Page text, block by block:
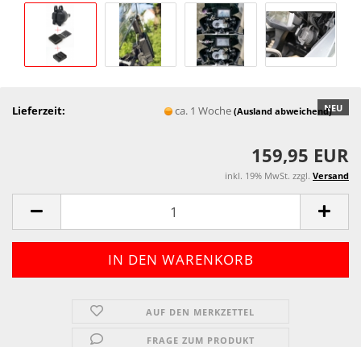
NEU
Lieferzeit: ca. 1 Woche(Ausland abweichend)
159,95 EUR
inkl. 19% MwSt. zzgl. Versand
AUF DEN MERKZETTEL
FRAGE ZUM PRODUKT